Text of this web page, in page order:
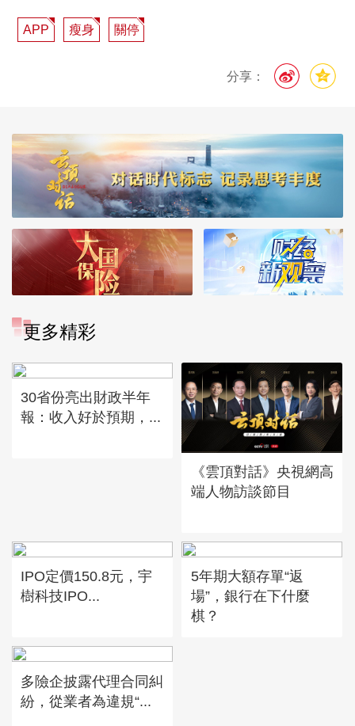
APP 瘦身 關停
分享：
更多精彩
30省份亮出財政半年
報：收入好於預期，...
《雲頂對話》央視網高
端人物訪談節目
IPO定價150.8元，宇
樹科技IPO...
5年期大額存單“返
場”，銀行在下什麼
棋？
多險企披露代理合同糾
紛，從業者為違規“...